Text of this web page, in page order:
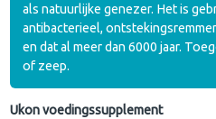
als natuurlijke genezer. Het is
antibacterieel,
en dat al meer dan 6000 jaar.
of zeep.
Ukon voedingssupplement